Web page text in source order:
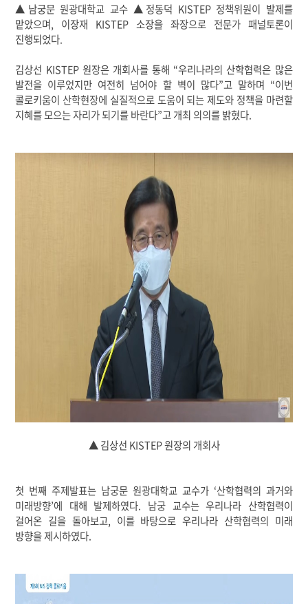
▲남궁문 원광대학교 교수 ▲정동덕 KISTEP 정책위원이 발제를
맡았으며, 이장재 KISTEP 소장을 좌장으로 전문가 패널토론이
진행되었다.
김상선 KISTEP 원장은 개회사를 통해 “우리나라의 산학협력은 많은
발전을 이루었지만 여전히 넘어야 할 벽이 많다”고 말하며 “이번
콜로키움이 산학현장에 실질적으로 도움이 되는 제도와 정책을 마련할
지혜를 모으는 자리가 되기를 바란다”고 개최 의의를 밝혔다.
▲ 김상선 KISTEP 원장의 개회사
첫 번째 주제발표는 남궁문 원광대학교 교수가 ‘산학협력의 과거와
미래방향’에 대해 발제하였다. 남궁 교수는 우리나라 산학협력이
걸어온 길을 돌아보고, 이를 바탕으로 우리나라 산학협력의 미래
방향을 제시하였다.